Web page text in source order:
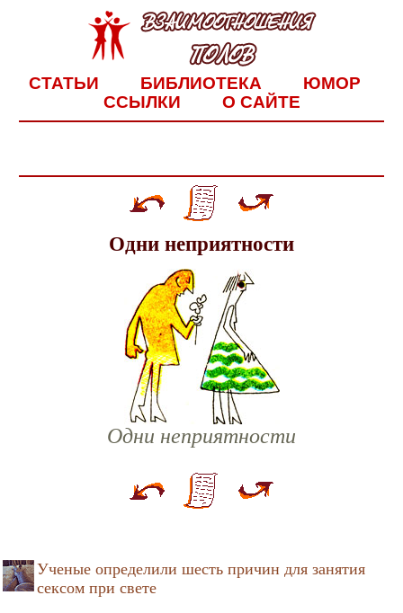
СТАТЬИ БИБЛИОТЕКА
ЮМОР
ССЫЛКИ
О САЙТЕ
Одни неприятности
Одни неприятности
Ученые определили шесть причин для занятия
сексом при свете